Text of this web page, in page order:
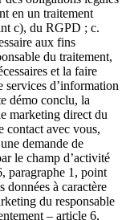
en un traitement
c), du RGPD ; c.
aux fins
du traitement,
et la faire
services d’information
démo conclu, la
marketing direct du
contact avec vous,
demande de
le champ d’activité
paragraphe 1, point
à caractère
du responsable
– article 6,